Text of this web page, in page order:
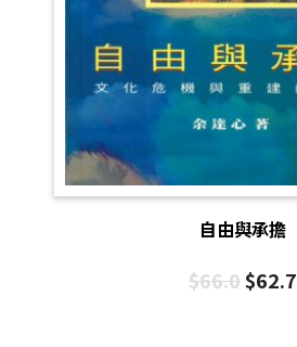
自由與承擔
$66.0$62.7